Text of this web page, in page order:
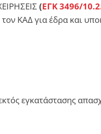
(ΕΓΚ 3496/
ΚΑΔ για έδρα και
εγκατάστασης